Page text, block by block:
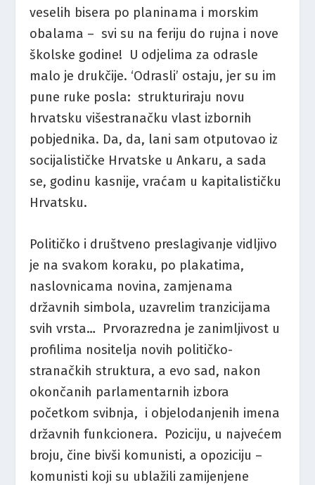
veselih bisera po planinama i morskim
obalama – svi su na feriju do rujna i nove
školske godine! U odjelima za odrasle
malo je drukčije. ‘Odrasli’ ostaju, jer su im
pune ruke posla: strukturiraju novu
hrvatsku višestranačku vlast izbornih
pobjednika. Da, da, lani sam otputovao iz
socijalističke Hrvatske u Ankaru, a sada
se, godinu kasnije, vraćam u kapitalističku
Hrvatsku.
Političko i društveno preslagivanje vidljivo
je na svakom koraku, po plakatima,
naslovnicama novina, zamjenama
državnih simbola, uzavrelim tranzicijama
svih vrsta… Prvorazredna je zanimljivost u
profilima nositelja novih političko-
stranačkih struktura, a evo sad, nakon
okončanih parlamentarnih izbora
početkom svibnja, i objelodanjenih imena
državnih funkcionera. Poziciju, u najvećem
broju, čine bivši komunisti, a opoziciju –
komunisti koji su ublažili zamijenjene